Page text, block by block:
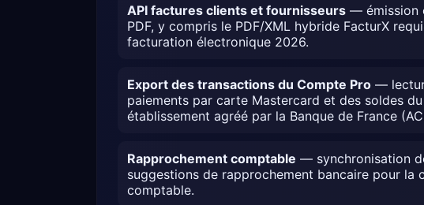
API factures clients et fournisseurs — émission
PDF, y compris le PDF/XML hybride FacturX
facturation électronique 2026.
Export des transactions du Compte Pro —
paiements par carte Mastercard et des soldes
établissement agréé par la Banque de France
Rapprochement comptable — synchronisation
suggestions de rapprochement bancaire pour
comptable.